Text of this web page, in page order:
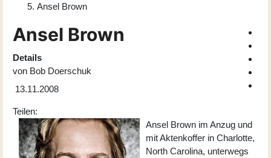
Ansel Brown
Ansel Brown
Details
von Bob Doerschuk
13.11.2008
Teilen:
Ansel Brown im Anzug und
mit Aktenkoffer in Charlotte,
North Carolina, unterwegs